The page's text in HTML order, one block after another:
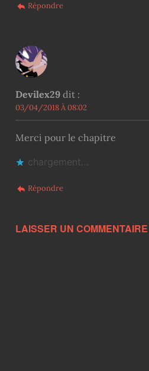
Répondre
Devilex29 dit :
03/04/2018 À 08:02
Merci pour le chapitre
chargement…
Répondre
LAISSER UN COMMENTAIRE